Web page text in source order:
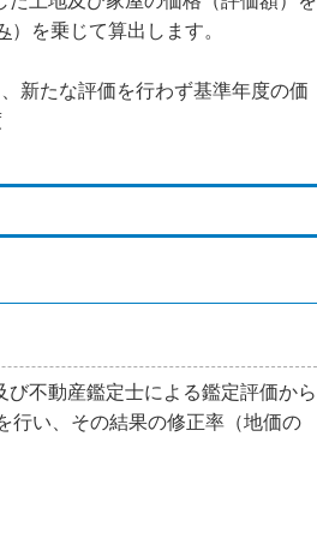
）を乗じて算出します。
新たな評価を行わず基準年度の価
不動産鑑定士による鑑定評価から
行い、その結果の修正率（地価の